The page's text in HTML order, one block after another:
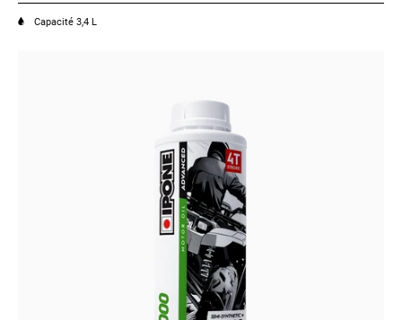
Revendeurs
DE BE
Capacité 3,4 L